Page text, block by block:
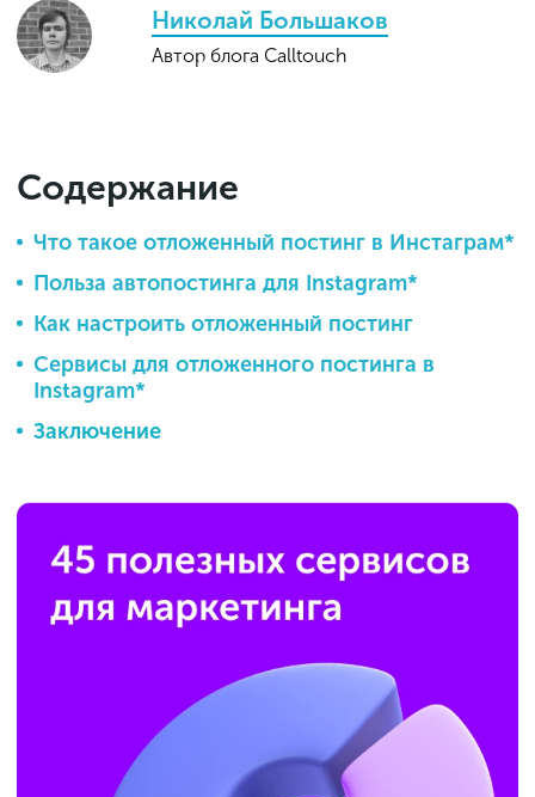
Николай Большаков
Автор блога Calltouch
Содержание
Что такое отложенный постинг в Инстаграм*
Польза автопостинга для Instagram*
Как настроить отложенный постинг
Сервисы для отложенного постинга в
Instagram*
Заключение